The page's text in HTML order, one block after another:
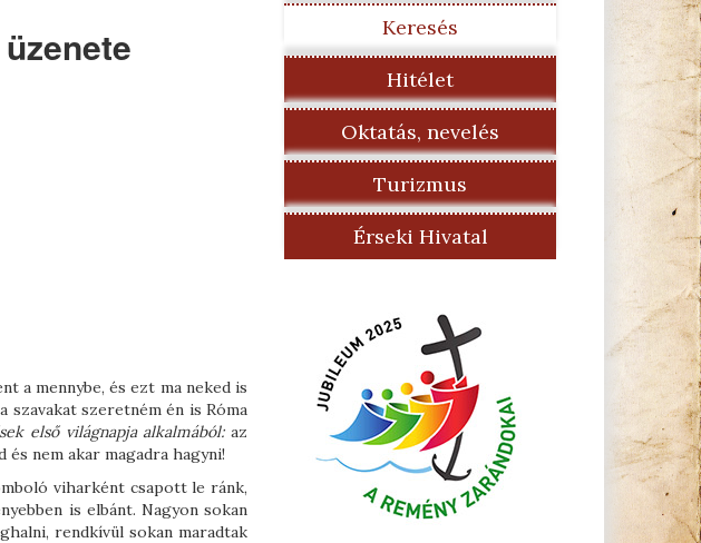
a mennybe, és ezt ma neked is
szavakat szeretném én is Róma
első világnapja alkalmából:az
nem akar magadra hagyni!
viharként csapott le ránk,
is elbánt. Nagyon sokan
rendkívül sokan maradtak
Keresés
Hitélet
Oktatás, nevelés
Turizmus
Érseki Hivatal